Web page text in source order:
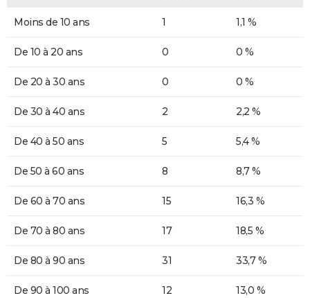
Moins de 10 ans 1 1,1 %
De 10 à 20 ans 0 0 %
De 20 à 30 ans 0 0 %
De 30 à 40 ans 2 2,2 %
De 40 à 50 ans 5 5,4 %
De 50 à 60 ans 8 8,7 %
De 60 à 70 ans 15 16,3 %
De 70 à 80 ans 17 18,5 %
De 80 à 90 ans 31 33,7 %
De 90 à 100 ans 12 13,0 %